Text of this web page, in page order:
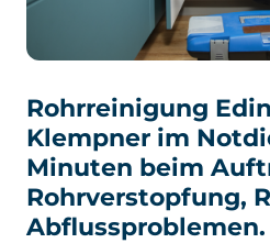
Rohrreinigung
Klempner im
Minuten beim
Rohrverstopfung,
Abflussproblemen.